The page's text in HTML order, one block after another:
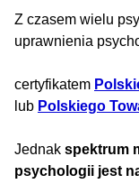
Z czasem wielu
uprawnienia
certyfikatem
lub Polskiego
Jednak spektrum
psychologii jest